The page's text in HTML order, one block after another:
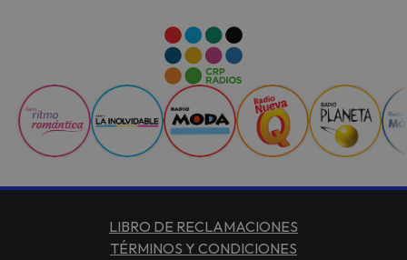
LIBRO DE RECLAMACIONES
TÉRMINOS Y CONDICIONES